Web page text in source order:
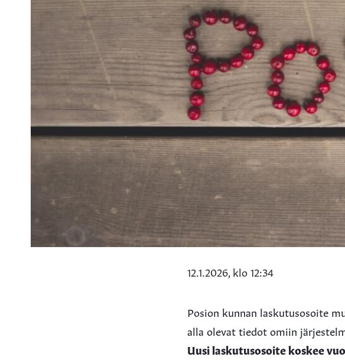
12.1.2026, klo 12:34
Posion kunnan laskutusosoite
alla olevat tiedot omiin
Uusi laskutusosoite koskee